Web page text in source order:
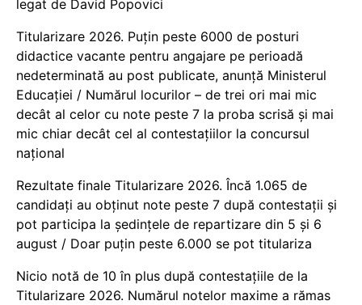
legat de David Popovici
Titularizare 2026. Puțin peste 6000 de posturi
didactice vacante pentru angajare pe perioadă
nedeterminată au post publicate, anunță Ministerul
Educației / Numărul locurilor – de trei ori mai mic
decât al celor cu note peste 7 la proba scrisă și mai
mic chiar decât cel al contestațiilor la concursul
național
Rezultate finale Titularizare 2026. Încă 1.065 de
candidați au obținut note peste 7 după contestații și
pot participa la ședințele de repartizare din 5 și 6
august / Doar puțin peste 6.000 se pot titulariza
Nicio notă de 10 în plus după contestațiile de la
Titularizare 2026. Numărul notelor maxime a rămas